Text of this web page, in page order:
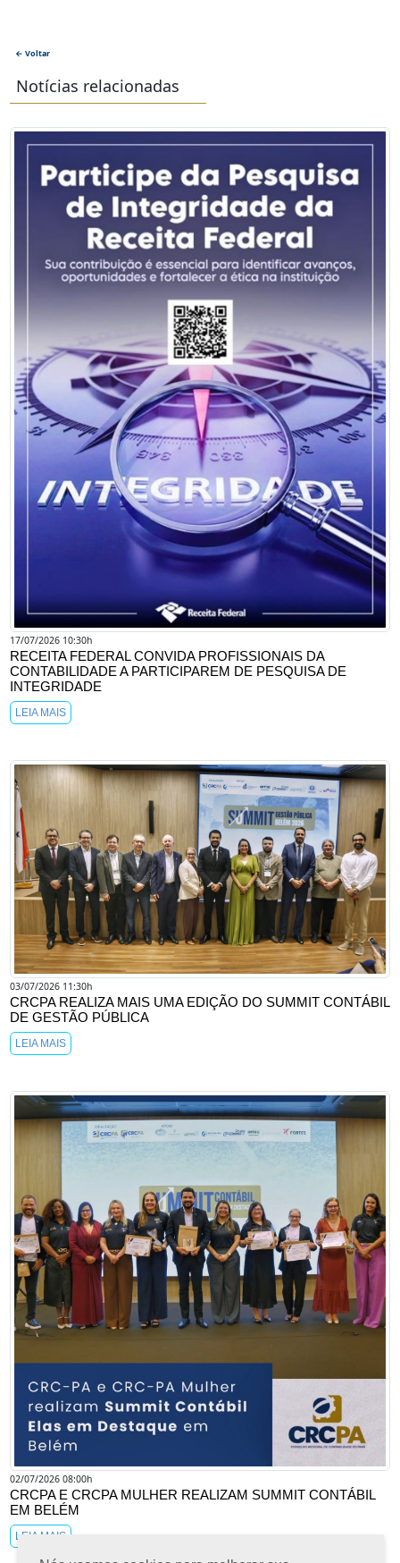
← Voltar
Notícias relacionadas
17/07/2026 10:30h
RECEITA FEDERAL CONVIDA PROFISSIONAIS DA
CONTABILIDADE A PARTICIPAREM DE PESQUISA DE
INTEGRIDADE
LEIA MAIS
03/07/2026 11:30h
CRCPA REALIZA MAIS UMA EDIÇÃO DO SUMMIT CONTÁBIL
DE GESTÃO PÚBLICA
LEIA MAIS
02/07/2026 08:00h
CRCPA E CRCPA MULHER REALIZAM SUMMIT CONTÁBIL
EM BELÉM
LEIA MAIS